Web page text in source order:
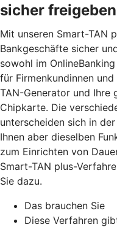
sicher freigeben
Mit unseren Smart-TAN
Bankgeschäfte sicher
sowohl im
für Firmenkundinnen
TAN-Generator und
Chipkarte. Die
unterscheiden sich in
Ihnen aber dieselben
zum Einrichten von
Smart-TAN plus-
Sie dazu.
Das brauchen Sie
Diese Verfahren